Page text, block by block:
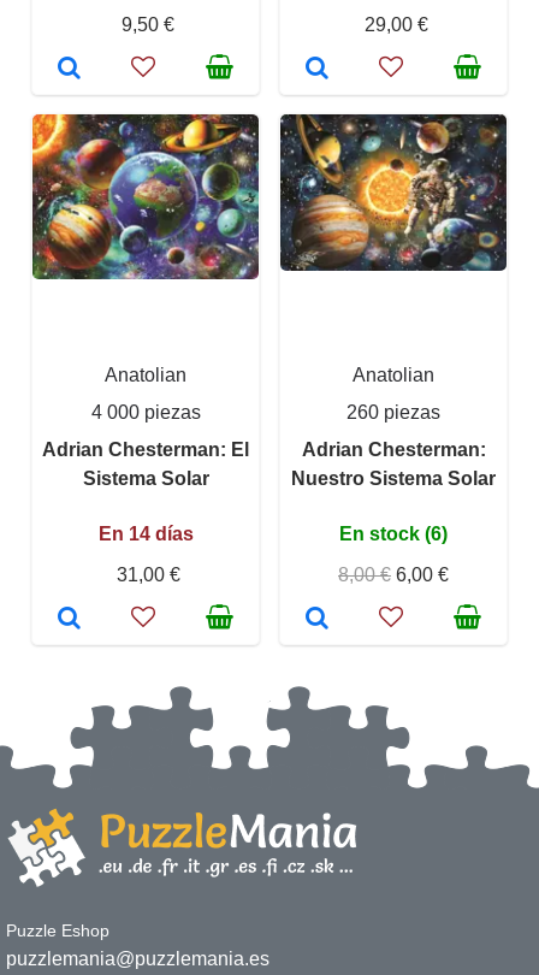
9,50 €
29,00 €
Anatolian
4 000 piezas
Adrian Chesterman: El
Sistema Solar
En 14 días
31,00 €
Anatolian
260 piezas
Adrian Chesterman:
Nuestro Sistema Solar
En stock (6)
8,00 € 6,00 €
Puzzle Eshop
puzzlemania@puzzlemania.es